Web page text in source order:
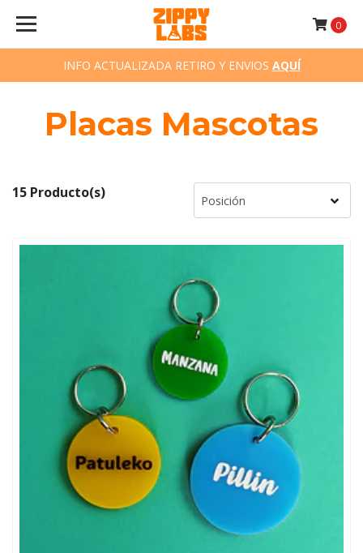
INFO ACTUALIZADA RETIRO Y ENVIOS AQUÍ
0
Placas Mascotas
15 Producto(s)